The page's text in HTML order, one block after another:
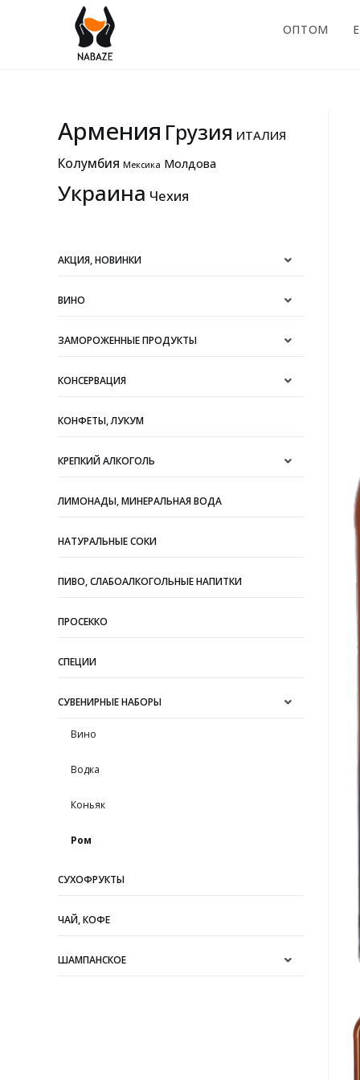
ОПТОМ
Армения Грузия ИТАЛИЯ
Колумбия Мексика Молдова
Украина Чехия
АКЦИЯ, НОВИНКИ
ВИНО
ЗАМОРОЖЕННЫЕ ПРОДУКТЫ
КОНСЕРВАЦИЯ
КОНФЕТЫ, ЛУКУМ
КРЕПКИЙ АЛКОГОЛЬ
ЛИМОНАДЫ, МИНЕРАЛЬНАЯ ВОДА
НАТУРАЛЬНЫЕ СОКИ
ПИВО, СЛАБОАЛКОГОЛЬНЫЕ НАПИТКИ
ПРОСЕККО
СПЕЦИИ
СУВЕНИРНЫЕ НАБОРЫ
Вино
Водка
Коньяк
Ром
СУХОФРУКТЫ
ЧАЙ, КОФЕ
ШАМПАНСКОЕ